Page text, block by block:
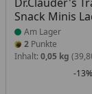
Snack Minis
Am Lager
2 Punkte
Inhalt: 0,05 kg
-13%